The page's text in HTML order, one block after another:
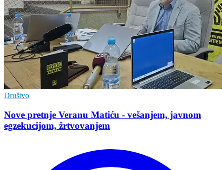
Društvo
Nove pretnje Veranu Matiću - vešanjem, javnom
egzekucijom, žrtvovanjem